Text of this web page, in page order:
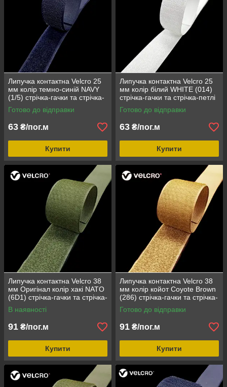
Липучка контактна Velcro 25
мм колір темно-синій NAVY
(1/5) стрічка-гачки та стрічка-
петлі комплект loop/hook
Готово до відправки
63 ₴/пог.м
Купити
Липучка контактна Velcro 25
мм колір білий WHITE (014)
стрічка-гачки та стрічка-петлі
комплект loop/hook
Готово до відправки
63 ₴/пог.м
Купити
Липучка контактна Velcro 38
мм Оригінал колір хакі NATO
(6D1) стрічка-гачки та стрічка-
петлі комплект loop/hook
В наявності
91 ₴/пог.м
Купити
Липучка контактна Velcro 38
мм колір койот Coyote Brown
(286) стрічка-гачки та стрічка-
петлі комплект loop/hook
Готово до відправки
91 ₴/пог.м
Купити